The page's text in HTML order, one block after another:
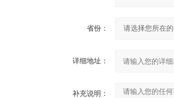
省份：
详细地址：
补充说明：